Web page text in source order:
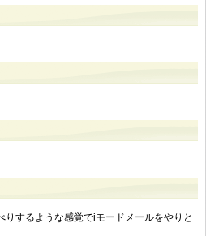
するような感覚でiモードメールをやりと